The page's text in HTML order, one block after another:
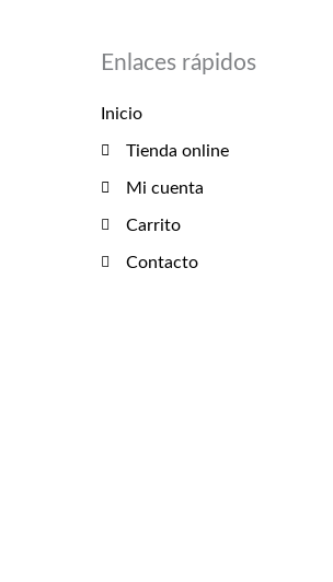
Enlaces rápidos
Inicio
Tienda online
Mi cuenta
Carrito
Contacto